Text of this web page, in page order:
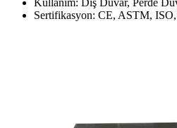
Sertifikasyon: CE, ASTM, ISO,